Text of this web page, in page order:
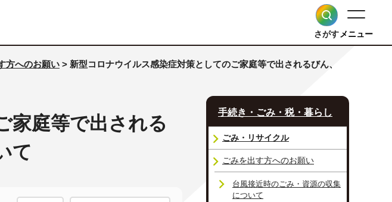
さがすメニュー
方へのお願い > 新型コロナウイルス感染症対策としてのご家庭等で出されるびん、
家庭等で出される
て
手続き・ごみ・税・暮らし
ごみ・リサイクル
ごみを出す方へのお願い
台風接近時のごみ・資源の収集
について